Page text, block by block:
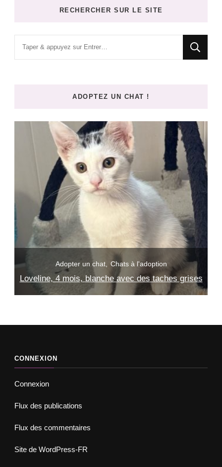
RECHERCHER SUR LE SITE
ADOPTEZ UN CHAT !
Adopter un chat Chats à l'adoption
Iris, 3 mois, blanc avec des taches noires
CONNEXION
Connexion
Flux des publications
Flux des commentaires
Site de WordPress-FR